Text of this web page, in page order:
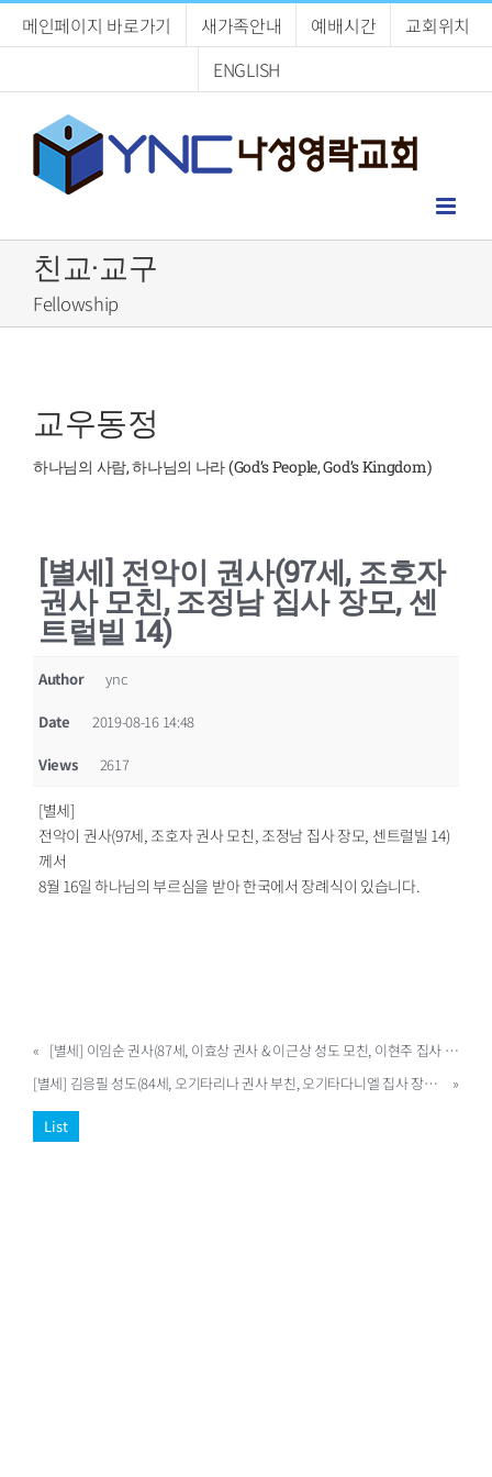
메인페이지 바로가기 새가족안내 예배시간
교회위치
ENGLISH
친교·교구
Fellowship
교우동정
하나님의 사람, 하나님의 나라 (God’s People, God’s Kingdom)
[별세] 전악이 권사(97세, 조호자
권사 모친, 조정남 집사 장모, 센
트럴빌 14)
Author ync
Date 2019-08-16 14:48
Views 2617
[별세]
전악이 권사(97세, 조호자 권사 모친, 조정남 집사 장모, 센트럴빌 14)
께서
8월 16일 하나님의 부르심을 받아 한국에서 장례식이 있습니다.
«
[별세] 이임순 권사(87세, 이효상 권사 & 이근상 성도 모친, 이현주 집사 시모, 센트럴빌 100)
[별세] 김응필 성도(84세, 오기타리나 권사 부친, 오기타다니엘 집사 장인, 이스트빌 01)
»
List